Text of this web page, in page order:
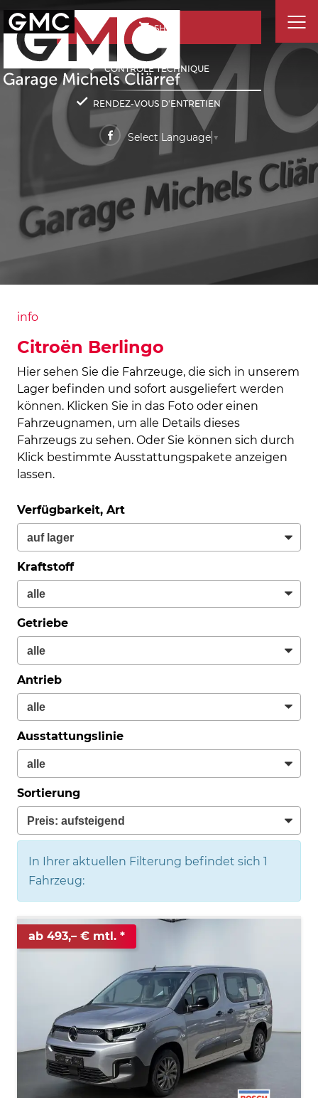
SHOP
CONTRÔLE TECHNIQUE
RENDEZ-VOUS D'ENTRETIEN
Select Language ▼
info
Citroën Berlingo
Hier sehen Sie die Fahrzeuge, die sich in unserem
Lager befinden und sofort ausgeliefert werden
können. Klicken Sie in das Foto oder einen
Fahrzeugnamen, um alle Details dieses
Fahrzeugs zu sehen. Oder Sie können sich durch
Klick bestimmte Ausstattungspakete anzeigen
lassen.
Verfügbarkeit, Art
Kraftstoff
Getriebe
Antrieb
Ausstattungslinie
Sortierung
In Ihrer aktuellen Filterung befindet sich 1
Fahrzeug:
ab 493,– € mtl.